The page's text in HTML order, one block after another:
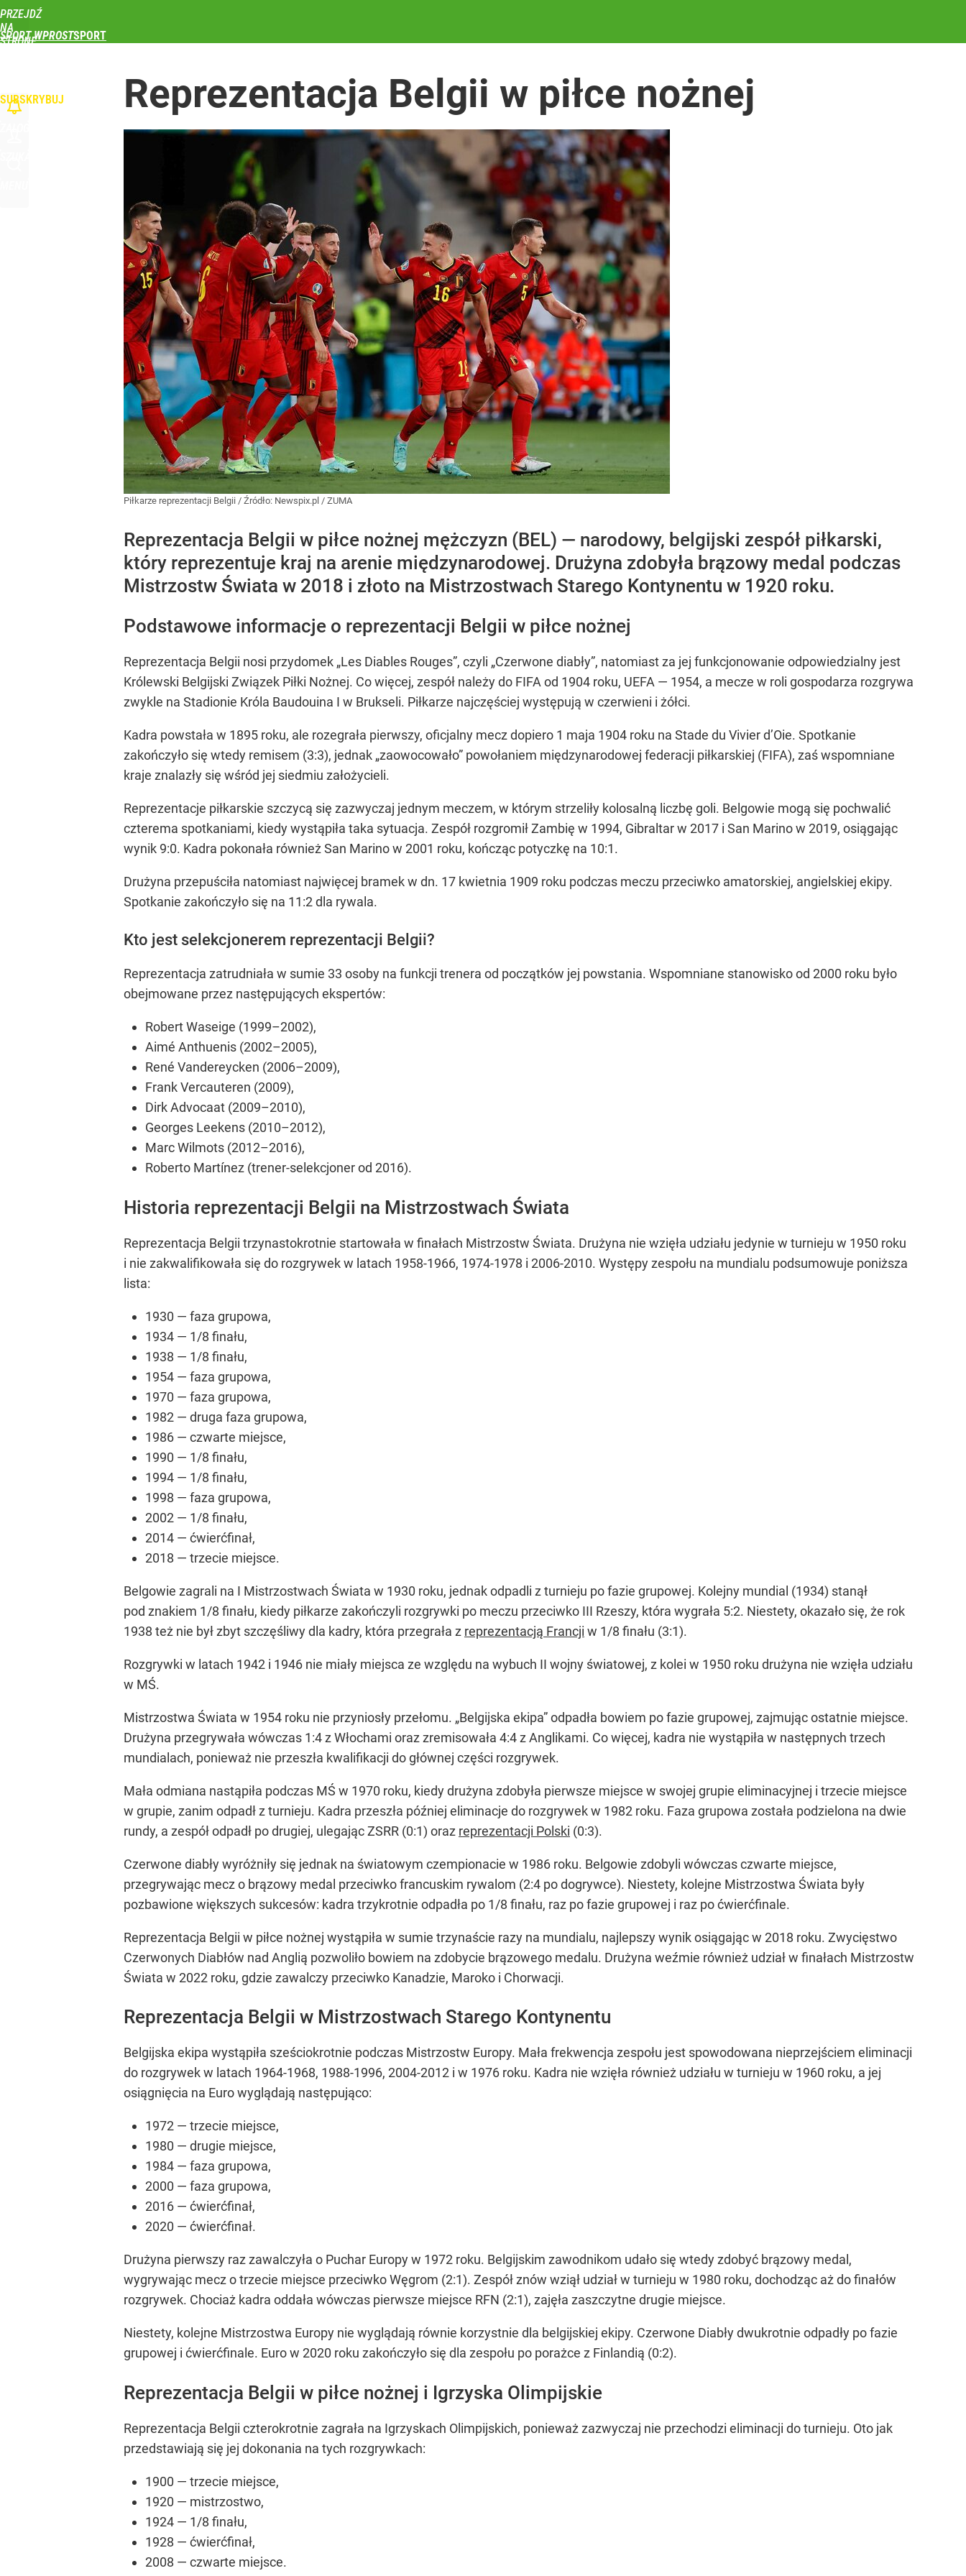
PRZEJDŹ
NA
STRONĘ
SPORT WPROST
SUBSKRYBUJ Reprezentacja Belgii w piłce nożnej
Piłkarze reprezentacji Belgii / Źródło: Newspix.pl / ZUMA
Reprezentacja Belgii w piłce nożnej mężczyzn (BEL) — narodowy, belgijski zespół piłkarski,
który reprezentuje kraj na arenie międzynarodowej. Drużyna zdobyła brązowy medal podczas
Mistrzostw Świata w 2018 i złoto na Mistrzostwach Starego Kontynentu w 1920 roku.
Podstawowe informacje o reprezentacji Belgii w piłce nożnej
Reprezentacja Belgii nosi przydomek „Les Diables Rouges”, czyli „Czerwone diabły”, natomiast za jej funkcjonowanie odpowiedzialny jest
Królewski Belgijski Związek Piłki Nożnej. Co więcej, zespół należy do FIFA od 1904 roku, UEFA — 1954, a mecze w roli gospodarza rozgrywa
zwykle na Stadionie Króla Baudouina I w Brukseli. Piłkarze najczęściej występują w czerwieni i żółci.
Kadra powstała w 1895 roku, ale rozegrała pierwszy, oficjalny mecz dopiero 1 maja 1904 roku na Stade du Vivier d’Oie. Spotkanie
zakończyło się wtedy remisem (3:3), jednak „zaowocowało” powołaniem międzynarodowej federacji piłkarskiej (FIFA), zaś wspomniane
kraje znalazły się wśród jej siedmiu założycieli.
Reprezentacje piłkarskie szczycą się zazwyczaj jednym meczem, w którym strzeliły kolosalną liczbę goli. Belgowie mogą się pochwalić
czterema spotkaniami, kiedy wystąpiła taka sytuacja. Zespół rozgromił Zambię w 1994, Gibraltar w 2017 i San Marino w 2019, osiągając
wynik 9:0. Kadra pokonała również San Marino w 2001 roku, kończąc potyczkę na 10:1.
Drużyna przepuściła natomiast najwięcej bramek w dn. 17 kwietnia 1909 roku podczas meczu przeciwko amatorskiej, angielskiej ekipy.
Spotkanie zakończyło się na 11:2 dla rywala.
Kto jest selekcjonerem reprezentacji Belgii?
Reprezentacja zatrudniała w sumie 33 osoby na funkcji trenera od początków jej powstania. Wspomniane stanowisko od 2000 roku było
obejmowane przez następujących ekspertów:
Robert Waseige (1999–2002),
Aimé Anthuenis (2002–2005),
René Vandereycken (2006–2009),
Frank Vercauteren (2009),
Dirk Advocaat (2009–2010),
Georges Leekens (2010–2012),
Marc Wilmots (2012–2016),
Roberto Martínez (trener-selekcjoner od 2016).
Historia reprezentacji Belgii na Mistrzostwach Świata
Reprezentacja Belgii trzynastokrotnie startowała w finałach Mistrzostw Świata. Drużyna nie wzięła udziału jedynie w turnieju w 1950 roku
i nie zakwalifikowała się do rozgrywek w latach 1958-1966, 1974-1978 i 2006-2010. Występy zespołu na mundialu podsumowuje poniższa
lista:
1930 — faza grupowa,
1934 — 1/8 finału,
1938 — 1/8 finału,
1954 — faza grupowa,
1970 — faza grupowa,
1982 — druga faza grupowa,
1986 — czwarte miejsce,
1990 — 1/8 finału,
1994 — 1/8 finału,
1998 — faza grupowa,
2002 — 1/8 finału,
2014 — ćwierćfinał,
2018 — trzecie miejsce.
Belgowie zagrali na I Mistrzostwach Świata w 1930 roku, jednak odpadli z turnieju po fazie grupowej. Kolejny mundial (1934) stanął
pod znakiem 1/8 finału, kiedy piłkarze zakończyli rozgrywki po meczu przeciwko III Rzeszy, która wygrała 5:2. Niestety, okazało się, że rok
1938 też nie był zbyt szczęśliwy dla kadry, która przegrała z reprezentacją Francji w 1/8 finału (3:1).
Rozgrywki w latach 1942 i 1946 nie miały miejsca ze względu na wybuch II wojny światowej, z kolei w 1950 roku drużyna nie wzięła udziału
w MŚ.
Mistrzostwa Świata w 1954 roku nie przyniosły przełomu. „Belgijska ekipa” odpadła bowiem po fazie grupowej, zajmując ostatnie miejsce.
Drużyna przegrywała wówczas 1:4 z Włochami oraz zremisowała 4:4 z Anglikami. Co więcej, kadra nie wystąpiła w następnych trzech
mundialach, ponieważ nie przeszła kwalifikacji do głównej części rozgrywek.
Mała odmiana nastąpiła podczas MŚ w 1970 roku, kiedy drużyna zdobyła pierwsze miejsce w swojej grupie eliminacyjnej i trzecie miejsce
w grupie, zanim odpadł z turnieju. Kadra przeszła później eliminacje do rozgrywek w 1982 roku. Faza grupowa została podzielona na dwie
rundy, a zespół odpadł po drugiej, ulegając ZSRR (0:1) oraz reprezentacji Polski (0:3).
Czerwone diabły wyróżniły się jednak na światowym czempionacie w 1986 roku. Belgowie zdobyli wówczas czwarte miejsce,
przegrywając mecz o brązowy medal przeciwko francuskim rywalom (2:4 po dogrywce). Niestety, kolejne Mistrzostwa Świata były
pozbawione większych sukcesów: kadra trzykrotnie odpadła po 1/8 finału, raz po fazie grupowej i raz po ćwierćfinale.
Reprezentacja Belgii w piłce nożnej wystąpiła w sumie trzynaście razy na mundialu, najlepszy wynik osiągając w 2018 roku. Zwycięstwo
Czerwonych Diabłów nad Anglią pozwoliło bowiem na zdobycie brązowego medalu. Drużyna weźmie również udział w finałach Mistrzostw
Świata w 2022 roku, gdzie zawalczy przeciwko Kanadzie, Maroko i Chorwacji.
Reprezentacja Belgii w Mistrzostwach Starego Kontynentu
Belgijska ekipa wystąpiła sześciokrotnie podczas Mistrzostw Europy. Mała frekwencja zespołu jest spowodowana nieprzejściem eliminacji
do rozgrywek w latach 1964-1968, 1988-1996, 2004-2012 i w 1976 roku. Kadra nie wzięła również udziału w turnieju w 1960 roku, a jej
osiągnięcia na Euro wyglądają następująco:
1972 — trzecie miejsce,
1980 — drugie miejsce,
1984 — faza grupowa,
2000 — faza grupowa,
2016 — ćwierćfinał,
2020 — ćwierćfinał.
Drużyna pierwszy raz zawalczyła o Puchar Europy w 1972 roku. Belgijskim zawodnikom udało się wtedy zdobyć brązowy medal,
wygrywając mecz o trzecie miejsce przeciwko Węgrom (2:1). Zespół znów wziął udział w turnieju w 1980 roku, dochodząc aż do finałów
rozgrywek. Chociaż kadra oddała wówczas pierwsze miejsce RFN (2:1), zajęła zaszczytne drugie miejsce.
Niestety, kolejne Mistrzostwa Europy nie wyglądają równie korzystnie dla belgijskiej ekipy. Czerwone Diabły dwukrotnie odpadły po fazie
grupowej i ćwierćfinale. Euro w 2020 roku zakończyło się dla zespołu po porażce z Finlandią (0:2).
Reprezentacja Belgii w piłce nożnej i Igrzyska Olimpijskie
Reprezentacja Belgii czterokrotnie zagrała na Igrzyskach Olimpijskich, ponieważ zazwyczaj nie przechodzi eliminacji do turnieju. Oto jak
przedstawiają się jej dokonania na tych rozgrywkach:
1900 — trzecie miejsce,
1920 — mistrzostwo,
1924 — 1/8 finału,
1928 — ćwierćfinał,
2008 — czwarte miejsce.